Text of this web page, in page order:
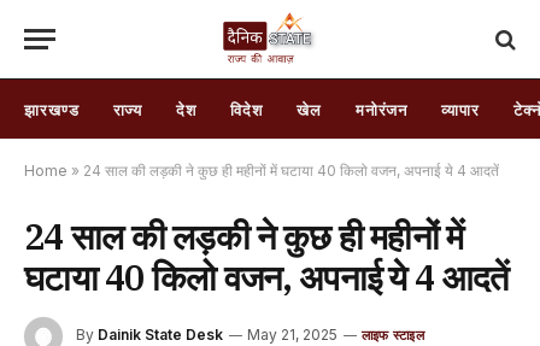
झारखण्ड राज्य देश विदेश खेल मनोरंजन व्यापार
Home » 24 साल की लड़की ने कुछ ही महीनों में घटाया 40 किलो वजन, अपनाई ये 4 आदतें
24 साल की लड़की ने कुछ ही महीनों में
घटाया 40 किलो वजन, अपनाई ये 4 आदतें
By Dainik State Desk May 21, 2025 लाइफ स्टाइल